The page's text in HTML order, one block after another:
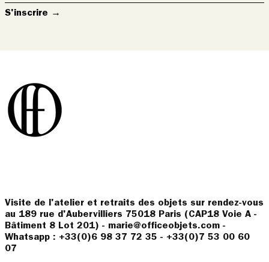
e-
mail
S'inscrire →
Visite de l'atelier et retraits des objets sur rendez-vous
au 189 rue d'Aubervilliers 75018 Paris (CAP18 Voie A -
Bâtiment 8 Lot 201) - marie@officeobjets.com -
Whatsapp : +33(0)6 98 37 72 35 - +33(0)7 53 00 60
07